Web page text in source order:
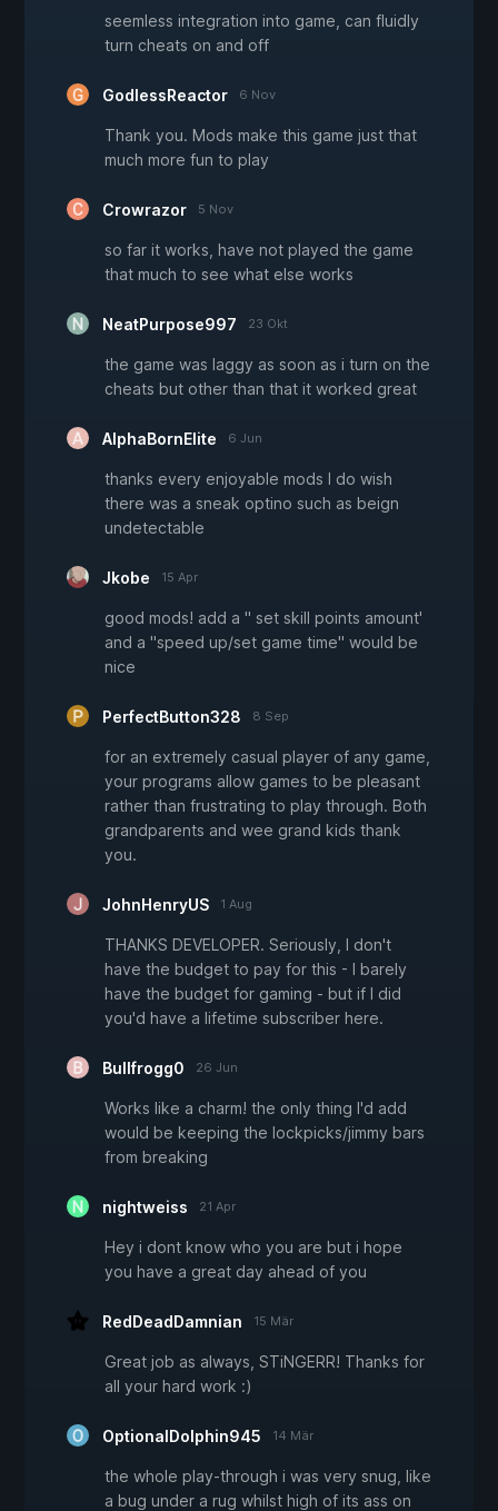
seemless integration into game, can fluidly
turn cheats on and off
GodlessReactor 6 Nov
Thank you. Mods make this game just that
much more fun to play
Crowrazor 5 Nov
so far it works, have not played the game
that much to see what else works
NeatPurpose997 23 Okt
the game was laggy as soon as i turn on the
cheats but other than that it worked great
AlphaBornElite 6 Jun
thanks every enjoyable mods I do wish
there was a sneak optino such as beign
undetectable
Jkobe 15 Apr
good mods! add a " set skill points amount'
and a "speed up/set game time" would be
nice
PerfectButton328 8 Sep
for an extremely casual player of any game,
your programs allow games to be pleasant
rather than frustrating to play through. Both
grandparents and wee grand kids thank
you.
JohnHenryUS 1 Aug
THANKS DEVELOPER. Seriously, I don't
have the budget to pay for this - I barely
have the budget for gaming - but if I did
you'd have a lifetime subscriber here.
Bullfrogg0 26 Jun
Works like a charm! the only thing I'd add
would be keeping the lockpicks/jimmy bars
from breaking
nightweiss 21 Apr
Hey i dont know who you are but i hope
you have a great day ahead of you
RedDeadDamnian 15 Mär
Great job as always, STiNGERR! Thanks for
all your hard work :)
OptionalDolphin945 14 Mär
the whole play-through i was very snug, like
a bug under a rug whilst high of its ass on